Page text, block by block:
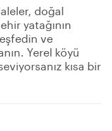
doğal
yatağının
ve
Yerel köyü
kısa bir